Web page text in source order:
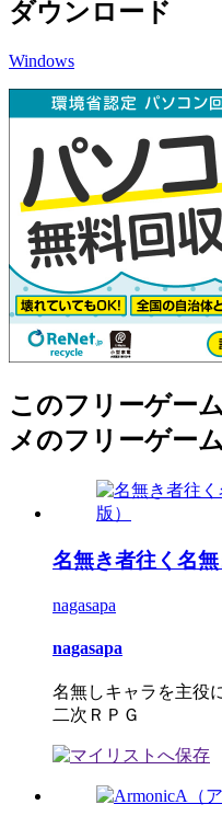
ダウンロード
Windows
このフリーゲー
メのフリーゲー
名無き者往く名
nagasapa
nagasapa
名無しキャラを主役
二次ＲＰＧ